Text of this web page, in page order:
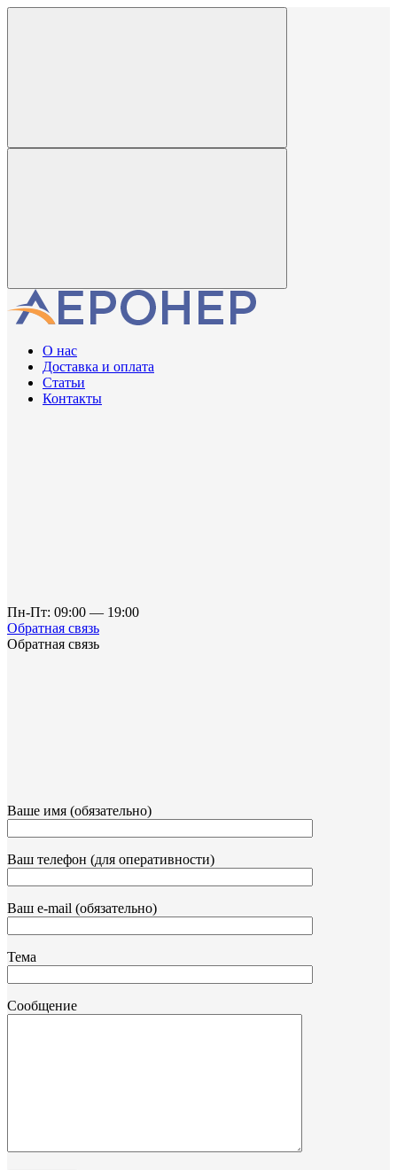
О нас
Доставка и оплата
Статьи
Контакты
Пн-Пт: 09:00 — 19:00
Обратная связь
Обратная связь
Ваше имя (обязательно)
Ваш телефон (для оперативности)
Ваш e-mail (обязательно)
Тема
Сообщение